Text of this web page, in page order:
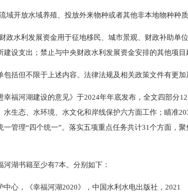
域开放水域养殖、投放外来物种或者其他非本地物种种质
政水利发展资金用于征地移民、城市景观、财政补助单
建设支出；禁止与中央财政水利发展资金安排的其他项目
包括但不限于上述内容。法律法规及相关政策文件有更加
幸福河湖建设的意见》于2024年年底发布，全文四部分
水生态、水环境、水文化和岸线保护六方面工作；瞄准
一管理“四个统一”。落实五项重点任务共计31个方面，
河湖书籍至少有7本。分别如下：
中心，《幸福河湖2020》，中国水利水电出版社，2021